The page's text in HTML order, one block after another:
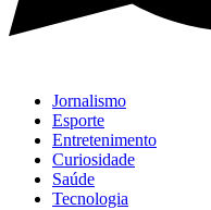
Jornalismo
Esporte
Entretenimento
Curiosidade
Saúde
Tecnologia